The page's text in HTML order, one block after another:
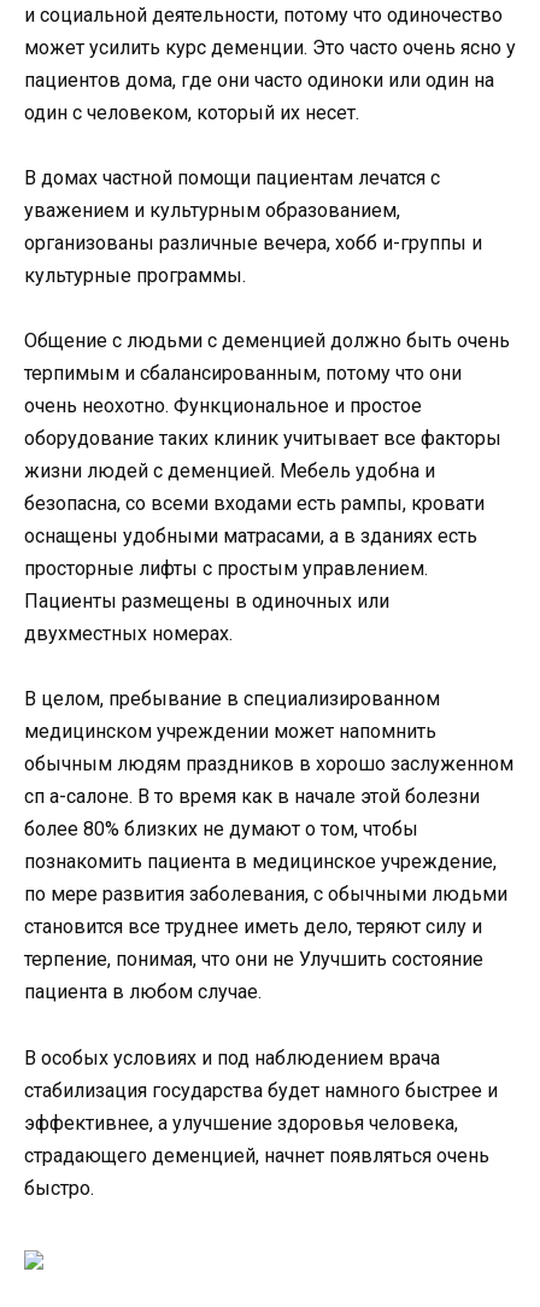
и социальной деятельности, потому что одиночество
может усилить курс деменции. Это часто очень ясно у
пациентов дома, где они часто одиноки или один на
один с человеком, который их несет.
В домах частной помощи пациентам лечатся с
уважением и культурным образованием,
организованы различные вечера, хобб и-группы и
культурные программы.
Общение с людьми с деменцией должно быть очень
терпимым и сбалансированным, потому что они
очень неохотно. Функциональное и простое
оборудование таких клиник учитывает все факторы
жизни людей с деменцией. Мебель удобна и
безопасна, со всеми входами есть рампы, кровати
оснащены удобными матрасами, а в зданиях есть
просторные лифты с простым управлением.
Пациенты размещены в одиночных или
двухместных номерах.
В целом, пребывание в специализированном
медицинском учреждении может напомнить
обычным людям праздников в хорошо заслуженном
сп а-салоне. В то время как в начале этой болезни
более 80% близких не думают о том, чтобы
познакомить пациента в медицинское учреждение,
по мере развития заболевания, с обычными людьми
становится все труднее иметь дело, теряют силу и
терпение, понимая, что они не Улучшить состояние
пациента в любом случае.
В особых условиях и под наблюдением врача
стабилизация государства будет намного быстрее и
эффективнее, а улучшение здоровья человека,
страдающего деменцией, начнет появляться очень
быстро.